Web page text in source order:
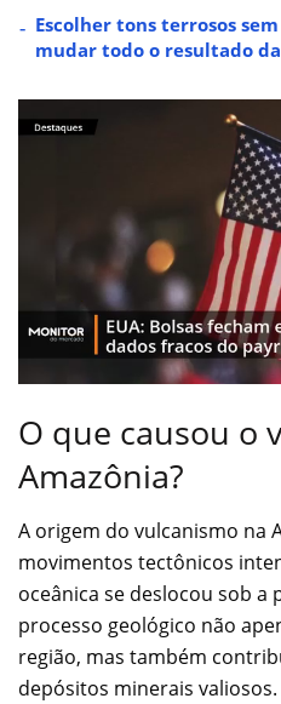
Escolher tons terrosos
mudar todo o resultado
O que causou o
Amazônia?
A origem do vulcanismo na
movimentos tectônicos
oceânica se deslocou sob a
processo geológico não
região, mas também
depósitos minerais